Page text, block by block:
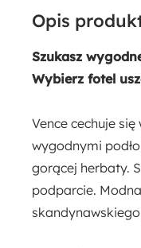
Wysokość
Ilość paczek:
2
Długość:
Opis
Szukasz
Wybierz fotel
Vence cechuje
wygodnymi
gorącej herbaty.
podparcie.